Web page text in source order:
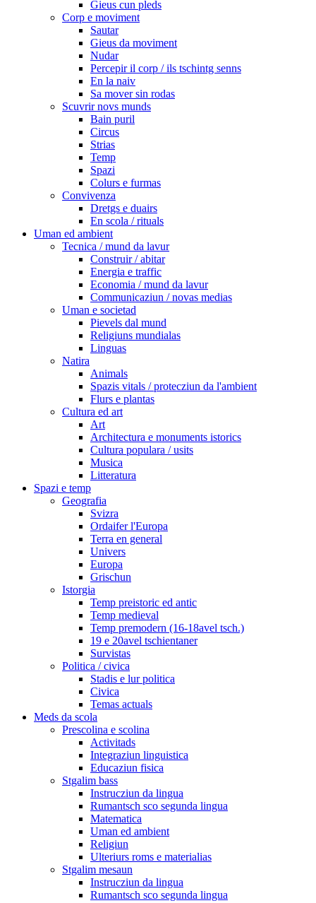
Gieus cun pleds
Corp e moviment
Sautar
Gieus da moviment
Nudar
Percepir il corp / ils tschintg senns
En la naiv
Sa mover sin rodas
Scuvrir novs munds
Bain puril
Circus
Strias
Temp
Spazi
Colurs e furmas
Convivenza
Dretgs e duairs
En scola / rituals
Uman ed ambient
Tecnica / mund da lavur
Construir / abitar
Energia e traffic
Economia / mund da lavur
Communicaziun / novas medias
Uman e societad
Pievels dal mund
Religiuns mundialas
Linguas
Natira
Animals
Spazis vitals / protecziun da l'ambient
Flurs e plantas
Cultura ed art
Art
Architectura e monuments istorics
Cultura populara / usits
Musica
Litteratura
Spazi e temp
Geografia
Svizra
Ordaifer l'Europa
Terra en general
Univers
Europa
Grischun
Istorgia
Temp preistoric ed antic
Temp medieval
Temp premodern (16-18avel tsch.)
19 e 20avel tschientaner
Survistas
Politica / civica
Stadis e lur politica
Civica
Temas actuals
Meds da scola
Prescolina e scolina
Activitads
Integraziun linguistica
Educaziun fisica
Stgalim bass
Instrucziun da lingua
Rumantsch sco segunda lingua
Matematica
Uman ed ambient
Religiun
Ulteriurs roms e materialias
Stgalim mesaun
Instrucziun da lingua
Rumantsch sco segunda lingua